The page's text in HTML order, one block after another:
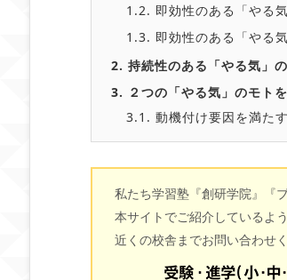
1.2. 即効性のある「やる
1.3. 即効性のある「やる
2. 持続性のある「やる気」
3. ２つの「やる気」のモト
3.1. 動機付け要因を満た
私たち学習塾『創研学院』『
本サイトでご紹介しているよ
近くの校舎までお問い合わせく